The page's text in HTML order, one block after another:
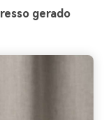
gerado